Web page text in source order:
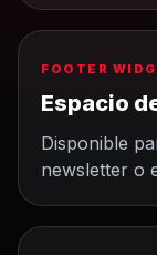
FOOTER
Espacio
Disponible
newsletter o